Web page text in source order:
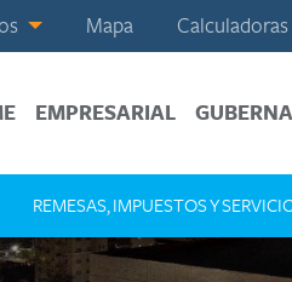
Mapa Calculadoras
REMESAS, IMPUESTOS Y
EMPRESARIAL